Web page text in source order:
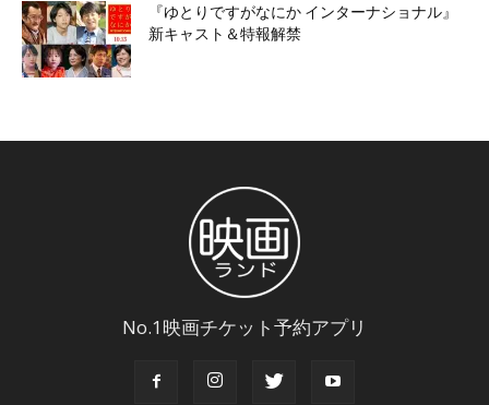
『ゆとりですがなにか インターナショナル』
新キャスト＆特報解禁
No.1映画チケット予約アプリ